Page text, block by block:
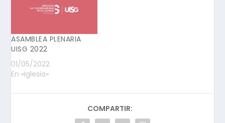
ASAMBLEA PLENARIA
UISG 2022
01/05/2022
En «Iglesia»
COMPARTIR: